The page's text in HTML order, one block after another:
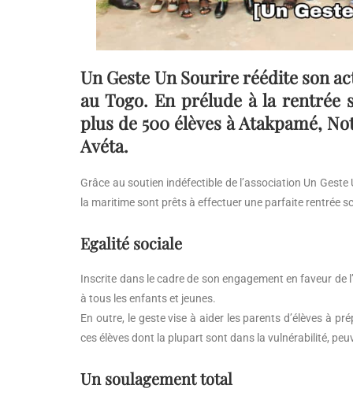
Un Geste Un Sourire réédite son
au Togo. En prélude à la rentrée
plus de 500 élèves à Atakpamé,
Avéta.
Grâce au soutien indéfectible de l’association Un
la maritime sont prêts à effectuer une parfaite rentrée
Egalité sociale
Inscrite dans le cadre de son engagement en faveur
à tous les enfants et jeunes.
En outre, le geste vise à aider les parents d’élèves à
ces élèves dont la plupart sont dans la vulnérabilité,
Un soulagement total